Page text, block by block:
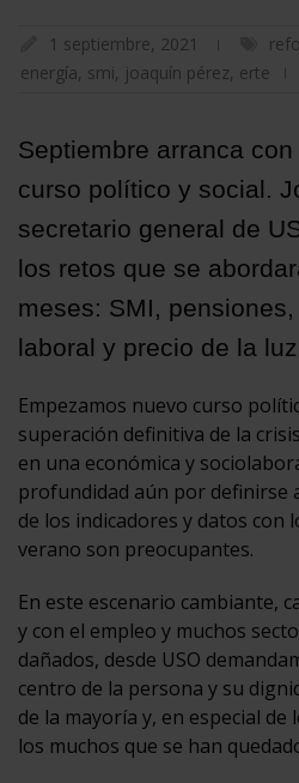
1 septiembre, 2021
energía, smi, joaquín pérez, erte
Septiembre arranca
curso político y social.
secretario general de
los retos que se
meses: SMI,
laboral y precio de la luz
Empezamos nuevo curso
superación definitiva de la
en una económica y
profundidad aún por definirse
de los indicadores y datos con
verano son preocupantes.
En este escenario cambiante,
y con el empleo y muchos
dañados, desde USO
centro de la persona y su
de la mayoría y, en especial de
los muchos que se han